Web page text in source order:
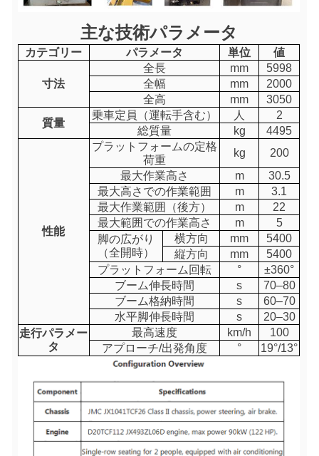
主な技術パラメータ
カテゴリー パラメータ 単位 値
寸法
全長 mm
5998
全幅
mm
2000
全高
mm
3050
質量
乗車定員（運転手含む） 人
2
総質量
kg 4495
性能
プラットフォームの定格
荷重
kg
200
最大作業高さ
m
30.5
最大高さでの作業範囲
m
3.1
最大作業範囲（後方）
m
22
最大範囲での作業高さ
m
5
脚の広がり
（全開時）
横方向 mm
5400
縦方向
mm
5400
プラットフォーム回転
°
±360°
ブーム伸長時間
s
70–80
ブーム格納時間
s
60–70
水平脚伸長時間
s
20–30
走行パラメー
タ
最高速度 km/h
100
アプローチ/出発角度
° 19°/13°